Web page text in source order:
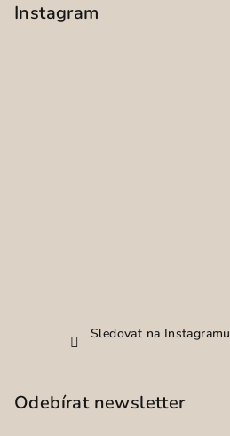
Instagram
Sledovat na Instagramu
Odebírat newsletter